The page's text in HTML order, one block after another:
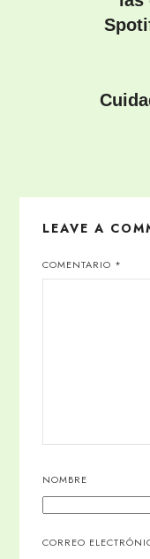
LEAVE A
COMENTARIO *
NOMBRE
CORREO